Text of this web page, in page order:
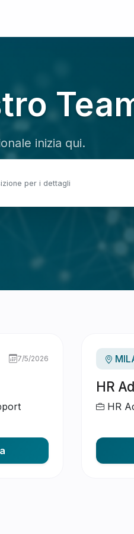
inizia qui.
per i dettagli
7/5/2026
HR
HR